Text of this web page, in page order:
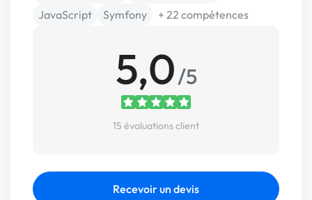
JavaScript
Symfony + 22 compétences
5,0/5
15 évaluations client
Recevoir un devis